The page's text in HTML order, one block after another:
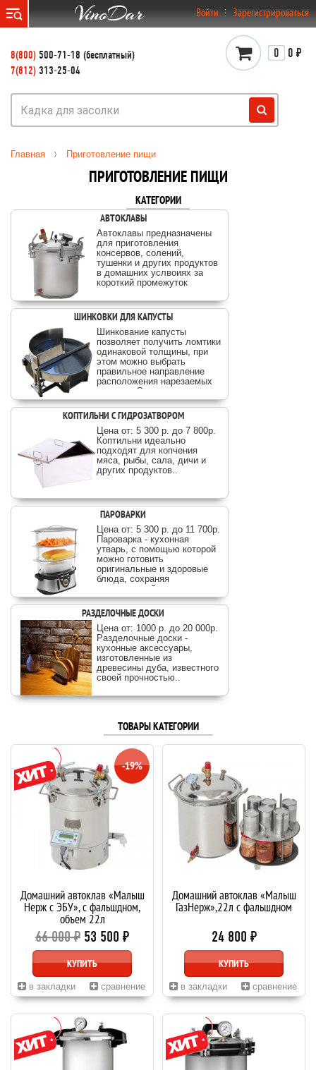
Войти Зарегистрироваться
8(800) 500-71-18 (бесплатный)
7(812) 313-25-04
0 0 ₽
Главная Приготовление пищи
ПРИГОТОВЛЕНИЕ ПИЩИ
КАТЕГОРИИ
АВТОКЛАВЫ
Автоклавы предназначены
для приготовления
консервов, солений,
тушенки и других продуктов
в домашних услвоиях за
короткий промежуток
ШИНКОВКИ ДЛЯ КАПУСТЫ
Шинкование капусты
позволяет получить ломтики
одинаковой толщины, при
этом можно выбрать
правильное направление
расположения нарезаемых
волокон. Это позволит
сохранить вкусовые
качества продукта и
содержание в нем полезных
веществ..
КОПТИЛЬНИ С ГИДРОЗАТВОРОМ
Цена от: 5 300 р. до 7 800p.
Коптильни идеально
подходят для копчения
мяса, рыбы, сала, дичи и
других продуктов..
ПАРОВАРКИ
Цена от: 5 300 р. до 11 700p.
Пароварка - кухонная
утварь, с помощью которой
можно готовить
оригинальные и здоровые
блюда, сохраняя
естественный вкус
продуктов..
РАЗДЕЛОЧНЫЕ ДОСКИ
Цена от: 1000 р. до 20 000p.
Разделочные доски -
кухонные аксессуары,
изготовленные из
древесины дуба, известного
своей прочностью..
ТОВАРЫ КАТЕГОРИИ
Домашний автоклав «Малыш
Нерж с ЭБУ», с фальшдном,
объем 22л
66 000 ₽ 53 500 ₽
-19%
КУПИТЬ
в закладки сравнение
Домашний автоклав «Малыш
ГазНерж»,22л с фальшдном
24 800 ₽
КУПИТЬ
в закладки сравнение